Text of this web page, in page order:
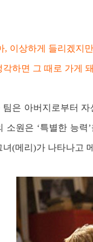
, 이상하게 들리겠지
각하면 그 때로 가게
팀은 아버지로부터
소원은 ‘특별한 능
녀(메리)가 나타나고